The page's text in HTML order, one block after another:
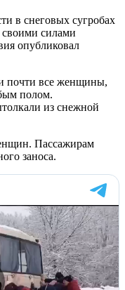
в снеговых сугробах
своими силами
опубликовал
почти все женщины,
полом.
из снежной
Пассажирам
заноса.